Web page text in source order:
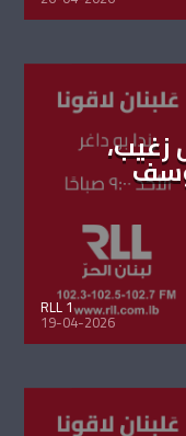
زغيب،
RLL 1
19-04-2026